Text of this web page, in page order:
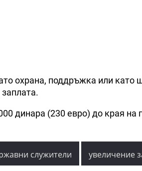
охрана, поддръжка или като
динара (230 евро) до края на
служители увеличение